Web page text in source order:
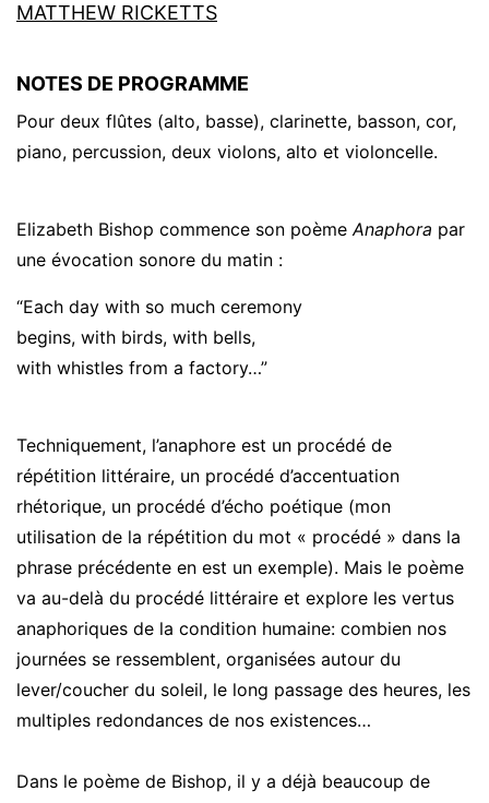
MATTHEW RICKETTS
NOTES DE PROGRAMME
Pour deux flûtes (alto, basse), clarinette, basson, cor,
piano, percussion, deux violons, alto et violoncelle.
Elizabeth Bishop commence son poèmeAnaphora par
une évocation sonore du matin :
“Each day with so much ceremony
begins, with birds, with bells,
with whistles from a factory…”
Techniquement, l’anaphore est un procédé de
répétition littéraire, un procédé d’accentuation
rhétorique, un procédé d’écho poétique (mon
utilisation de la répétition du mot « procédé » dans la
phrase précédente en est un exemple). Mais le poème
va au-delà du procédé littéraire et explore les vertus
anaphoriques de la condition humaine: combien nos
journées se ressemblent, organisées autour du
lever/coucher du soleil, le long passage des heures, les
multiples redondances de nos existences…
Dans le poème de Bishop, il y a déjà beaucoup de